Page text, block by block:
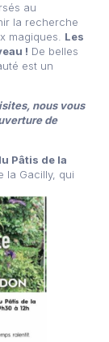
au
la recherche
magiques. Les
! De belles
est un
nous vous
de
Pâtis de la
la Gacilly, qui